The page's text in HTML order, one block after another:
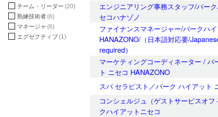
チーム・リーダー (20)
熟練技術者(6)
マネージャ (6)
エグゼクティブ(1)
エンジニアリング事務スタッフ/パー
セコハナゾノ
ファイナンスマネージャー/パークハ
HANAZONO/（日本語対応要/
required）
マーケティングコーディネーター / パ
ト ニセコ HANAZONO
スパ セラピスト／パーク ハイアット
コンシェルジュ（ゲストサービスオ
クハイアットニセコ